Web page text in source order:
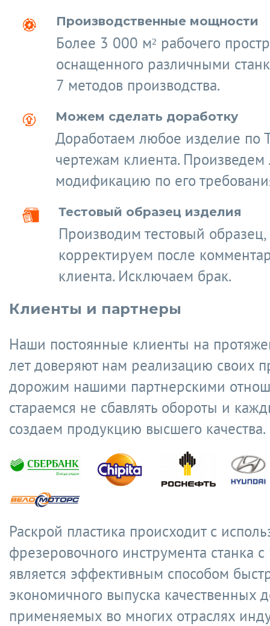
Производственные мощности
Более 3 000 м² рабочего
оснащенного различными
7 методов производства.
Можем сделать доработку
Доработаем любое изделие по
чертежам клиента.
модификацию по его
Тестовый образец изделия
Производим тестовый образец,
корректируем после
клиента. Исключаем брак.
Клиенты и партнеры
Наши постоянные клиенты на
лет доверяют нам реализацию своих
дорожим нашими партнерскими
стараемся не сбавлять обороты и
создаем продукцию высшего качества.
Раскрой пластика происходит с
фрезеровочного инструмента станка с
является эффективным способом
экономичного выпуска качественных
применяемых во многих отраслях